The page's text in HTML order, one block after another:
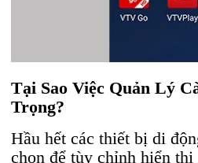
Tại Sao Việc Quản Lý
Trọng?
Hầu hết các thiết bị di
chọn để tùy chỉnh hiển